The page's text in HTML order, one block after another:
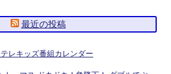
最近の投稿
レキッズ番組カレンダー